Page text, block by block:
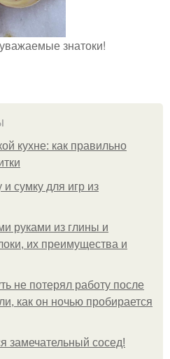
знатоки!
кухне: как правильно
сумку для игр из
руками из глины и
их преимущества и
не потерял работу после
как он ночью пробирается
замечательный сосед!